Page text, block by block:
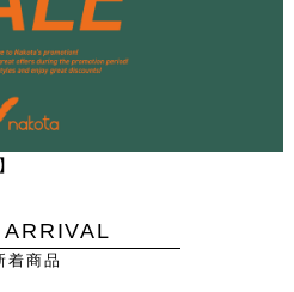
】
ARRIVAL
着商品